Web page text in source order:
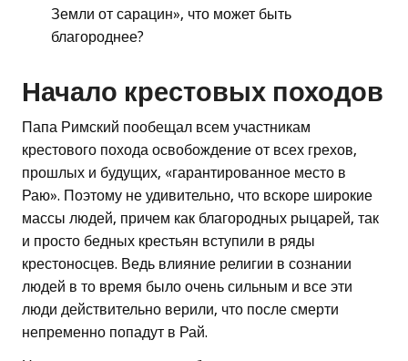
Земли от сарацин», что может быть
благороднее?
Начало крестовых походов
Папа Римский пообещал всем участникам
крестового похода освобождение от всех грехов,
прошлых и будущих, «гарантированное место в
Раю». Поэтому не удивительно, что вскоре широкие
массы людей, причем как благородных рыцарей, так
и просто бедных крестьян вступили в ряды
крестоносцев. Ведь влияние религии в сознании
людей в то время было очень сильным и все эти
люди действительно верили, что после смерти
непременно попадут в Рай.